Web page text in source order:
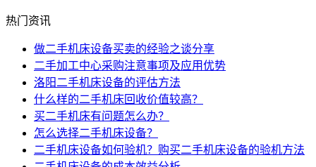
热门资讯
做二手机床设备买卖的经验之谈分享
二手加工中心采购注意事项及应用优势
洛阳二手机床设备的评估方法
什么样的二手机床回收价值较高？
买二手机床有问题怎么办？
怎么选择二手机床设备？
二手机床设备如何验机？购买二手机床设备的验机方法